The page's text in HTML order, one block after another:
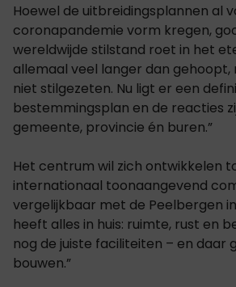
Hoewel de uitbreidingsplannen al
coronapandemie vorm kregen,
wereldwijde stilstand roet in het
allemaal veel langer dan
niet stilgezeten. Nu ligt er een
bestemmingsplan en de reacties
gemeente, provincie én buren.”
Het centrum wil zich ontwikkelen
internationaal toonaangevend
vergelijkbaar met de Peelbergen in
heeft alles in huis: ruimte, rust en
nog de juiste faciliteiten – en daar
bouwen.”